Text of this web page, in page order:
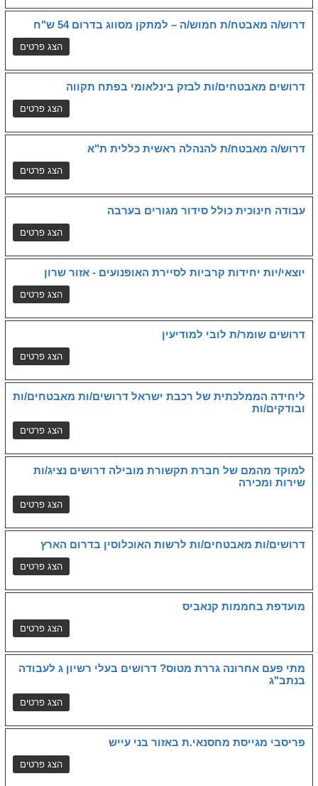
דרוש/ה מאבטח/ת חמוש/ה – למתקן מסווג בדרום 54 ש"ח
דרושים מאבטחים/ות לבזק בינלאומי בפתח תקווה
דרוש/ה מאבטח/ת להנהלה ראשית כללית ת"א
עבודה חינוכית כולל סידור מגורים בערבה
יוצאי/יות יחידות קרביות לסיירת האופנועים - אזור שרון
דרושים שומר/ת לובי למודיעין
ליחידה הממלכתית של רכבת ישראל דרושים/ות מאבטחים/ות
ובודקים/ות
למוקד מהמם של חברת תקשורת מובילה דרושים נציג/ות
שירות ומכירה
דרושים/ות מאבטחים/ות לרשות האוכלוסין בדרום הארץ
מועדפת בחממות קנאביס
מתי פעם אחרונה גררת מטוס? דרושים בעלי רשיון ג לעבודה
בנתב"ג
פריסבי מגייסת מחסנאי.ת באזור בני עייש